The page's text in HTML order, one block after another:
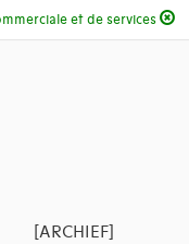
et de services
[ARCHIEF]